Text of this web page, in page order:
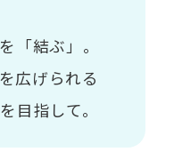
「結ぶ」。
広げられる
目指して。